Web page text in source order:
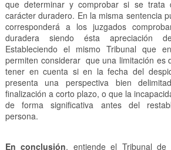
que determinar y comprobar si se trata
carácter duradero. En la misma sentencia
corresponderá a los juzgados
duradera siendo ésta apreciación
Estableciendo el mismo Tribunal que
permiten considerar que una limitación es
tener en cuenta si en la fecha del
presenta una perspectiva bien
finalización a corto plazo, o que la
de forma significativa antes del
persona.
En conclusión, entiende el Tribunal de